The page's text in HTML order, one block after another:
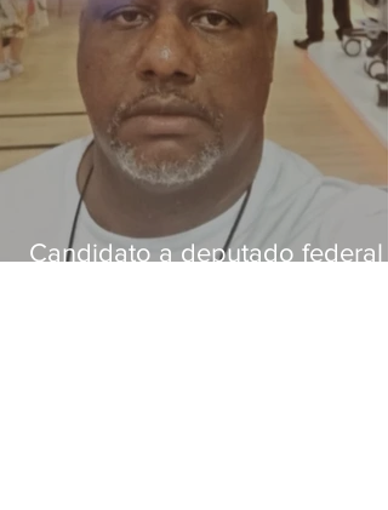
Candidato a deputado federal